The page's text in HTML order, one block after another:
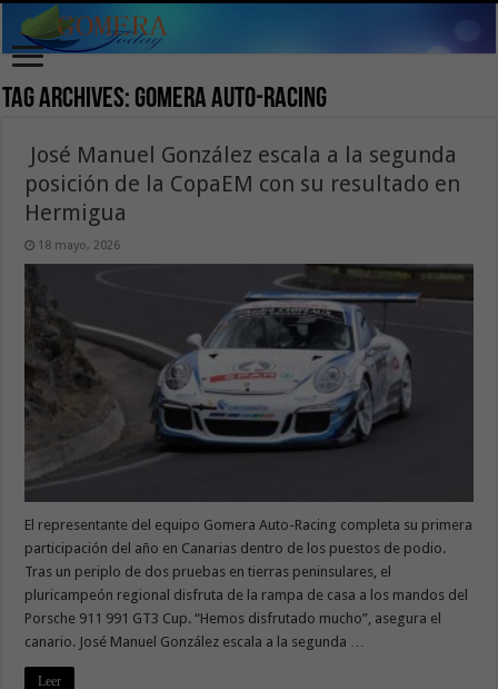
Tag Archives: Gomera Auto-Racing
José Manuel González escala a la segunda
posición de la CopaEM con su resultado en
Hermigua
18 mayo, 2026
El representante del equipo Gomera Auto-Racing completa su primera
participación del año en Canarias dentro de los puestos de podio.
Tras un periplo de dos pruebas en tierras peninsulares, el
pluricampeón regional disfruta de la rampa de casa a los mandos del
Porsche 911 991 GT3 Cup. “Hemos disfrutado mucho”, asegura el
canario. José Manuel González escala a la segunda …
Leer